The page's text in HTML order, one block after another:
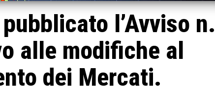
l’Avviso n.
alle modifiche al
dei Mercati.